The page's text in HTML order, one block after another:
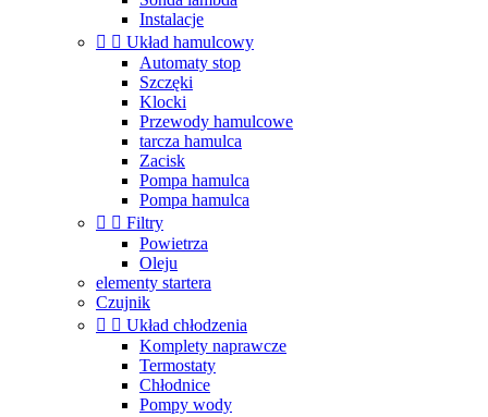
Instalacje
  Układ hamulcowy
Automaty stop
Szczęki
Klocki
Przewody hamulcowe
tarcza hamulca
Zacisk
Pompa hamulca
Pompa hamulca
  Filtry
Powietrza
Oleju
elementy startera
Czujnik
  Układ chłodzenia
Komplety naprawcze
Termostaty
Chłodnice
Pompy wody